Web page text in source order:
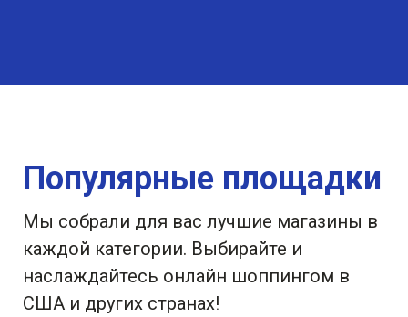
Популярные площадки
Мы собрали для вас лучшие магазины в
каждой категории. Выбирайте и
наслаждайтесь онлайн шоппингом в
США и других странах!